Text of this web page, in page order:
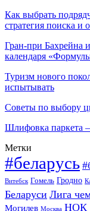
Как выбрать
стратегия поиска и
Гран-при Бахрейна
календаря
Туризм нового
испытывать
Советы по выбору
Шлифовка паркета
Метки
#беларусь
Витебск Гомель Гродно
Беларуси Лига
Могилев Москва НОК